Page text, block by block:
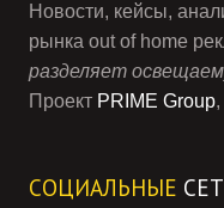
Новости, кейсы,
рынка out of home
разделяет
Проект PRIME Group
СОЦИАЛЬНЫЕ